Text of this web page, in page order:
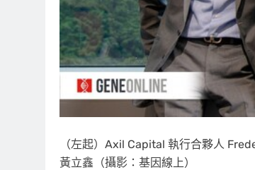
（左起）Axil Capital 執行合夥人
黃立鑫（攝影：基因線上）